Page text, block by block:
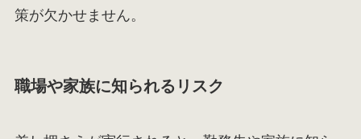
策が欠かせません。
職場や家族に知られるリスク